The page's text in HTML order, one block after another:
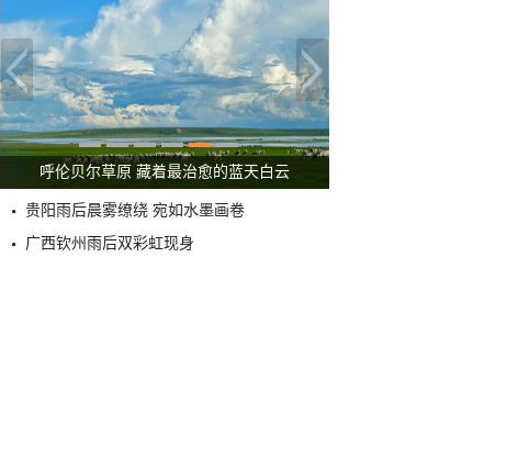
呼伦贝尔草原 藏着最治愈的蓝天白云
贵阳雨后晨雾缭绕 宛如水墨画卷
广西钦州雨后双彩虹现身